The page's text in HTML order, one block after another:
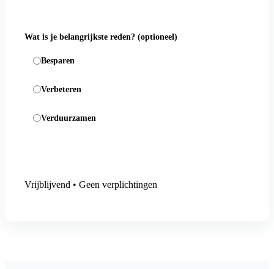
Wat is je belangrijkste reden? (optioneel)
Besparen
Verbeteren
Verduurzamen
Vrijblijvend • Geen verplichtingen